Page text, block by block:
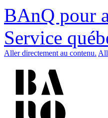
BAnQ pour
Service
Aller directement au contenu.